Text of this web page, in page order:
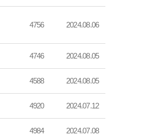
4756 2024.08.06
4746 2024.08.05
4588 2024.08.05
4920 2024.07.12
4984 2024.07.08